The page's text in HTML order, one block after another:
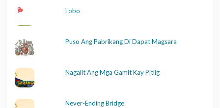
Lobo
Puso Ang Pabrikang Di Dapat Magsara
Nagalit Ang Mga Gamit Kay Pitlig
Never-Ending Bridge